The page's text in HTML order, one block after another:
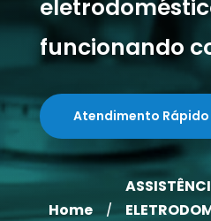
funcionando
Atendimento Rápido
Home /